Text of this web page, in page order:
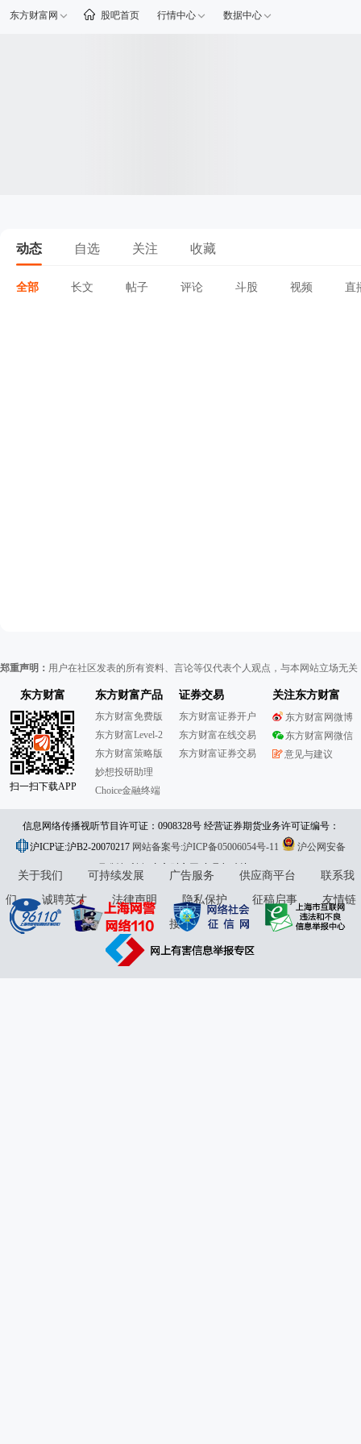
东方财富网 股吧首页 行情中心 数据中心
动态 自选 关注 收藏
全部 长文 帖子 评论 斗股 视频 直
郑重声明： 用户在社区发表的所有资料、言论等仅代表个人观点，与本网站立场无
东方财富
扫一扫下载APP
东方财富产品
东方财富免费版
东方财富Level-2
东方财富策略版
妙想投研助理
Choice金融终端
证券交易
东方财富证券开户
东方财富在线交易
东方财富证券交易
关注东方财富
东方财富网微博
东方财富网微信
意见与建议
信息网络传播视听节目许可证：0908328号 经营证券期货业务许可证编号：
913101046312860336 违法和不良信息举报:021-61278686 举报邮箱：
jubao@eastmoney.com
沪ICP证:沪B2-20070217 网站备案号:沪ICP备05006054号-11
沪公网安备
31010402000120号版权所有:东方财富网意见与建议:4000300059/952500
关于我们 可持续发展 广告服务 供应商平台
联系我
们
诚聘英才 法律声明 隐私保护 征稿启事
友情链
接